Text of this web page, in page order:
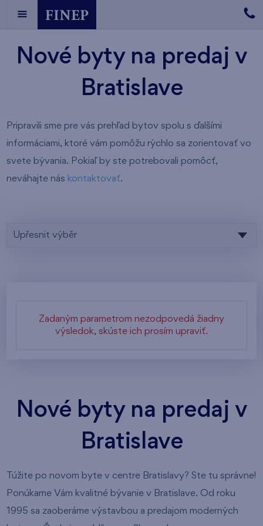
Nové byty na predaj v
Bratislave
Pripravili sme pre vás prehľad bytov spolu s ďalšími
informáciami, ktoré vám pomôžu rýchlo sa zorientovať vo
svete bývania. Pokiaľ by ste potrebovali pomôcť,
neváhajte nás kontaktovať.
Upřesnit výběr
Zadaným parametrom nezodpovedá žiadny
výsledok, skúste ich prosím upraviť.
Nové byty na predaj v
Bratislave
Túžite po novom byte v centre Bratislavy? Ste tu správne!
Ponúkame Vám kvalitné bývanie v Bratislave. Od roku
1995 sa zaoberáme výstavbou a predajom moderných